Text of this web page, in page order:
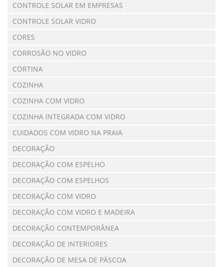
CONTROLE SOLAR EM EMPRESAS
CONTROLE SOLAR VIDRO
CORES
CORROSÃO NO VIDRO
CORTINA
COZINHA
COZINHA COM VIDRO
COZINHA INTEGRADA COM VIDRO
CUIDADOS COM VIDRO NA PRAIA
DECORAÇÃO
DECORAÇÃO COM ESPELHO
DECORAÇÃO COM ESPELHOS
DECORAÇÃO COM VIDRO
DECORAÇÃO COM VIDRO E MADEIRA
DECORAÇÃO CONTEMPORÂNEA
DECORAÇÃO DE INTERIORES
DECORAÇÃO DE MESA DE PÁSCOA